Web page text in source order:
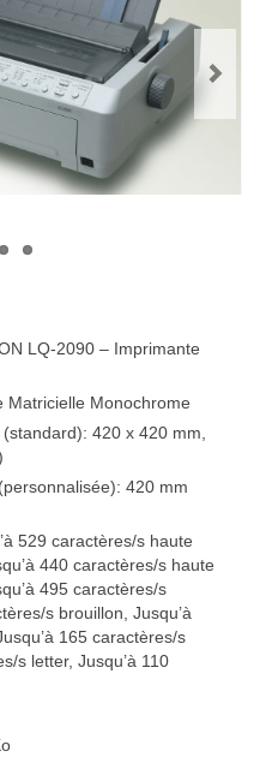
LQ-2090 – Imprimante
Matricielle Monochrome
420 x 420 mm,
420 mm
529 caractères/s haute
440 caractères/s haute
495 caractères/s
s brouillon, Jusqu’à
165 caractères/s
s letter, Jusqu’à 110